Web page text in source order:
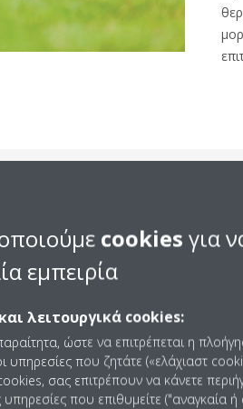
θέρμανση
διπλό εναλλάκτη
θερμότητας Daikin Altherma
για θέρμανση
cookies για
εμπειρία
λειτουργικά cookies:
ώστε να επιτρέπεται η
υπηρεσίες που ζητάτε («ελάχιαστ
σας επιτρέπουν να κάνετε
υπηρεσίες που επιθυμείτε ("αναγκαία